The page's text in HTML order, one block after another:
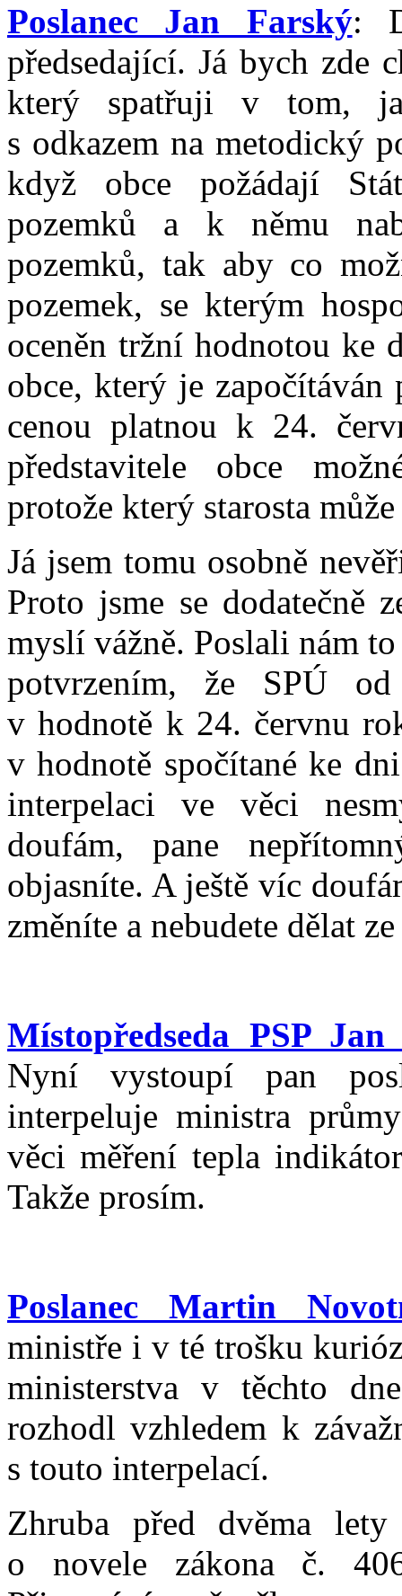
Poslanec Jan Farský:
předsedající. Já bych zde
který spatřuji v tom,
s odkazem na metodický
když obce požádají
pozemků a k němu
pozemků, tak aby co
pozemek, se kterým
oceněn tržní hodnotou ke
obce, který je
cenou platnou k 24.
představitele obce
protože který starosta
Já jsem tomu osobně
Proto jsme se dodatečně
myslí vážně. Poslali nám
potvrzením, že SPÚ
v hodnotě k 24. červnu
v hodnotě spočítané ke
interpelaci ve věci
doufám, pane
objasníte. A ještě víc
změníte a nebudete dělat
Místopředseda PSP Jan
Nyní vystoupí pan
interpeluje ministra
věci měření tepla
Takže prosím.
Poslanec Martin
ministře i v té trošku
ministerstva v těchto
rozhodl vzhledem k
s touto interpelací.
Zhruba před dvěma
o novele zákona č.